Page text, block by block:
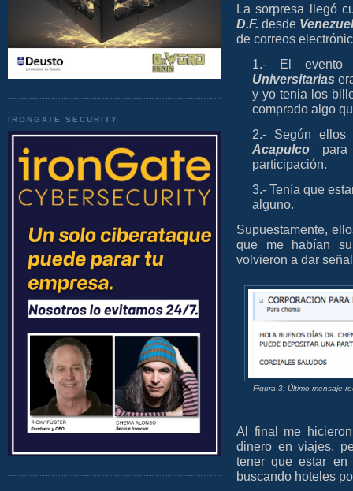
IRONGATE SECURITY
La sorpresa llegó
D.F. desde
de correos
1.- El
Universitarias
y yo tenia los
comprado algo
2.- Según ellos
Acapulco para
participación.
3.- Tenía que
alguno.
Supuestamente,
que me habían
volvieron a dar
Figura 3: Último mensaje
Al final me
dinero en viajes,
tener que estar en
buscando hoteles